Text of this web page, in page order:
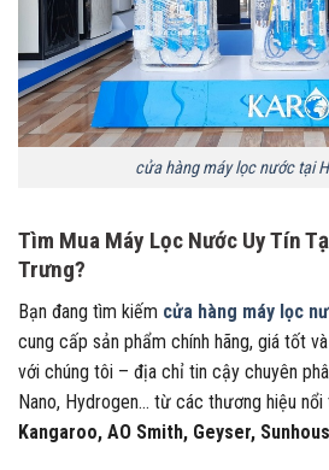
cửa hàng máy lọc nước tại
Tìm Mua Máy Lọc Nước Uy Tín
Trưng?
Bạn đang tìm kiếm cửa hàng máy lọc
cung cấp sản phẩm chính hãng, giá tốt
với chúng tôi – địa chỉ tin cậy chuyên
Nano, Hydrogen… từ các thương hiệu nổi
Kangaroo, AO Smith, Geyser,